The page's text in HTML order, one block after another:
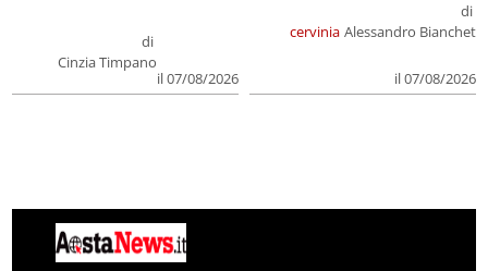
di
Cinzia Timpano
il 07/08/2026
cervinia
di
Alessandro Bianchet
il 07/08/2026